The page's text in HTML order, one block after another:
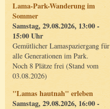
Lama-Park-Wanderung im
Sommer
Samstag, 29.08.2026, 13:00 -
15:00 Uhr
Gemütlicher Lamaspaziergang für
alle Generationen im Park.
Noch 8 Plätze frei (Stand vom
03.08.2026)
"Lamas hautnah" erleben
Samstag, 29.08.2026, 16:00 -